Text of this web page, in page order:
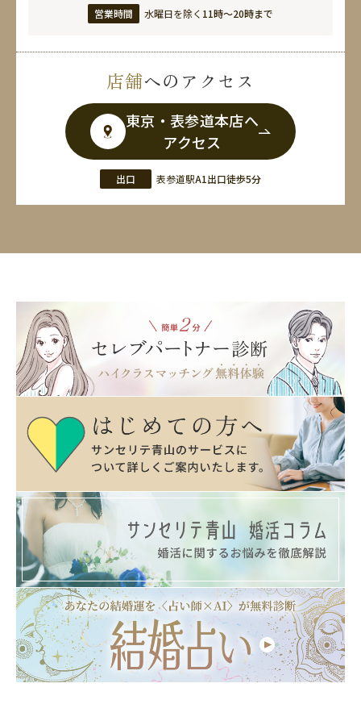
営業時間 水曜日を除く 11時〜20時まで
店舗へのアクセス
東京・表参道本店へ
アクセス
出口 表参道駅A1出口徒歩5分